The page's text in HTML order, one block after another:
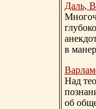
Даль,
в
Над
об